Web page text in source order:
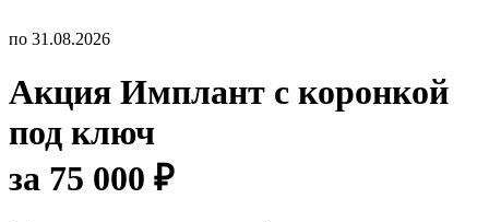
по 31.08.2026
Акция Имплант с коронкой
под ключ
за 75 000 ₽